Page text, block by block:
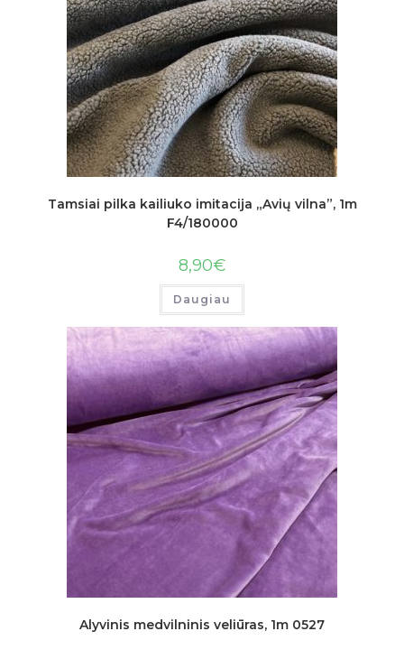
Tamsiai pilka kailiuko imitacija „Avių vilna”, 1m
F4/180000
8,90€
Daugiau
Alyvinis medvilninis veliūras, 1m 0527